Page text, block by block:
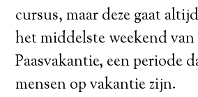
cursus, maar deze gaat
het middelste weekend van
Paasvakantie, een periode
mensen op vakantie zijn.